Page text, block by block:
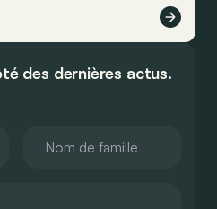
des dernières actus.